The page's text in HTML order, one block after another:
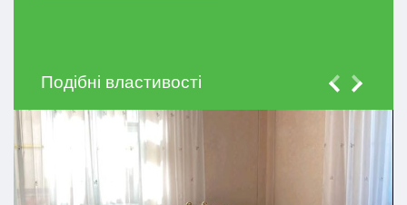
Подібні властивості